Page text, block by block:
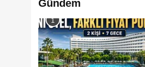
Gündem
1